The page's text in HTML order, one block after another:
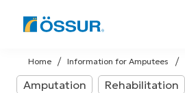
Skip
to
content
Information for Amputees
Home
Amputation Rehabilitation